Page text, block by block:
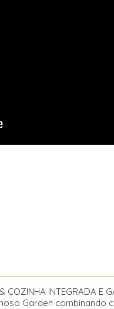
COZINHA INTEGRADA E
Garden